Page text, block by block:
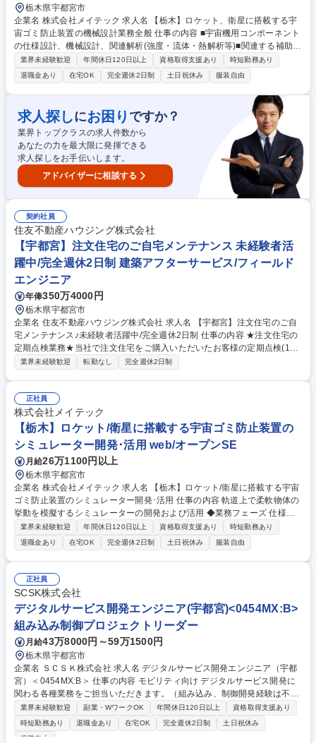
栃木県宇都宮市
企業名 株式会社メイテック 求人名 【栃木】ロケット、衛星に搭載する宇
宙ゴミ防止装置の機械設計業務全般 仕事の内容 ■宇宙機用コンポーネント
の仕様設計、機械設計、関連解析(強度・流体・熱解析等)■関連する補助装
置や治具の設計及び改善■設計したコンポーネントの組立て、および試験
(振動、衝撃、熱、真空等の環境試験)の 管理と実行 ◆業務フェーズ 仕様
策定～機械設計～解析～試験～組み立て ◆環境・ツール Inventor、真空装
置など環境試験装置 募集職種 【栃木】ロケット、衛星に搭載する宇宙ゴ
ミ防止装置の機械設計業務全般
業界未経験歓迎 年間休日120日以上 資格取得支援あり
時短勤務あり
退職金あり
在宅OK 完全週休2日制 土日祝休み 服装自由
求人探しにお困り ですか？
業界トップクラスの求人件数から
あなたの力を最大限に発揮できる
求人探しをお手伝いします。
アドバイザーに相談する
契約社員
住友不動産ハウジング株式会社
【宇都宮】注文住宅のご自宅メンテナンス 未経験者活
躍中/完全週休2日制 建築アフターサービス/フィールド
エンジニア
年俸350万4000円
栃木県宇都宮市
企業名 住友不動産ハウジング株式会社 求人名 【宇都宮】注文住宅のご自
宅メンテナンス♪未経験者活躍中/完全週休2日制 仕事の内容 ★注文住宅の
定期点検業務★当社で注文住宅をご購入いただいたお客様の定期点検(12
カ月/24カ月)ご自宅でご不便に感じていることやお困りごとをヒアリング
い。 ★お客様のお困りごとを解決するお仕事になりますので、直接「あり
がとう」といわれる機会も多く、やりがいのあるお仕事です。 ★社用車1
人1台完備で、駐車場は会社負担（上限有） ★一次対応はお客様センター
が対応する為、直接連絡はありません。 募集職種 【宇都宮】注文住宅の
ご自宅メンテナンス♪未経験者活躍中/完全週休2日制
業界未経験歓迎 転勤なし 完全週休2日制
正社員
株式会社メイテック
【栃木】ロケット/衛星に搭載する宇宙ゴミ防止装置の
シミュレーター開発･活用 web/オープンSE
月給26万1100円以上
栃木県宇都宮市
企業名 株式会社メイテック 求人名 【栃木】ロケット/衛星に搭載する宇宙
ゴミ防止装置のシミュレーター開発･活用 仕事の内容 軌道上で柔軟物体の
挙動を模擬するシミュレーターの開発および活用 ◆業務フェーズ 仕様策
定～シュミレーター開発～シュミレーター検証 ◆環境・ツール Nastran、
ANSYS、MATLAB/Simulink 募集職種 【栃木】ロケット/衛星に搭載する
宇宙ゴミ防止装置のシミュレーター開発･活用
業界未経験歓迎 年間休日120日以上 資格取得支援あり
時短勤務あり
退職金あり
在宅OK 完全週休2日制 土日祝休み 服装自由
正社員
SCSK株式会社
デジタルサービス開発エンジニア(宇都宮)<0454MX:B>
組み込み制御プロジェクトリーダー
月給43万8000円～59万1500円
栃木県宇都宮市
企業名 ＳＣＳＫ株式会社 求人名 デジタルサービス開発エンジニア（宇都
宮）＜0454MX:B＞ 仕事の内容 モビリティ向け デジタルサービス開発に
関わる各種業務をご担当いただきます。（組み込み、制御開発経験は不問
です） ■デジタルサービスの企画・設計エンジニア（お客様と一緒に、デ
ジタルサービス機能の企画、要求定義、ソフトウェアアーキテクチャ設計
等、主に上流設計業務を行います。） ■デジタルサービスの開発エンジニ
業界未経験歓迎 副業・WワークOK 年間休日120日以上
資格取得支援あり
時短勤務あり
退職金あり 在宅OK 完全週休2日制
土日祝休み
服装自由